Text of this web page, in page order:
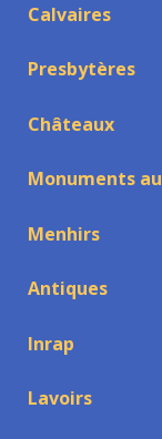
Calvaires
Presbytères
Châteaux
Monuments
Menhirs
Antiques
Inrap
Lavoirs